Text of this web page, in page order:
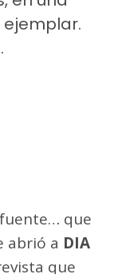
que
abrió a DIA
que